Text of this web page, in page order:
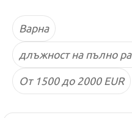
Варна
длъжност на пълно
От 1500 до 2000 EUR